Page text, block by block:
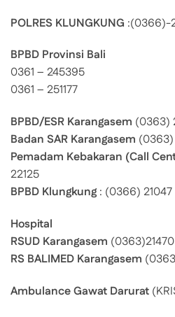
POLRES KLUNGKUNG :(0366)-
BPBD Provinsi Bali
0361 – 245395
0361 – 251177
BPBD/ESR Karangasem (0363)
Badan SAR Karangasem (0363)
Pemadam Kebakaran (Call
22125
BPBD Klungkung: (0366) 21047
Hospital
RSUD Karangasem (0363)21470
RS BALIMED Karangasem
Ambulance Gawat Darurat